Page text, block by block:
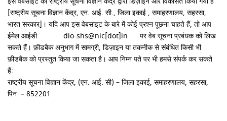
[राष्ट्रीय सूचना विज्ञान केंद्र, एन. आई. सी., जिला इकाई , समाहरणालय, सहरसा,
भारत सरकार]। यदि आप इस वेबसाइट के बारे में कोई प्रश्न पूछना चाहते हैं, तो आप
ईमेल आईडी dio-shs@nic[dot]in पर वेब सूचना प्रबंधक को लिख
सकते हैं। फ़ीडबैक अनुभाग में सामग्री, डिज़ाइन या तकनीक से संबंधित किसी भी
फ़ीडबैक को प्रस्तुत किया जा सकता है। आप निम्न पते पर भी हमसे संपर्क कर सकते
हैं:
राष्ट्रीय सूचना विज्ञान केंद्र, (एन. आई. सी) – जिला इकाई, समाहरणालय, सहरसा,
पिन – 852201